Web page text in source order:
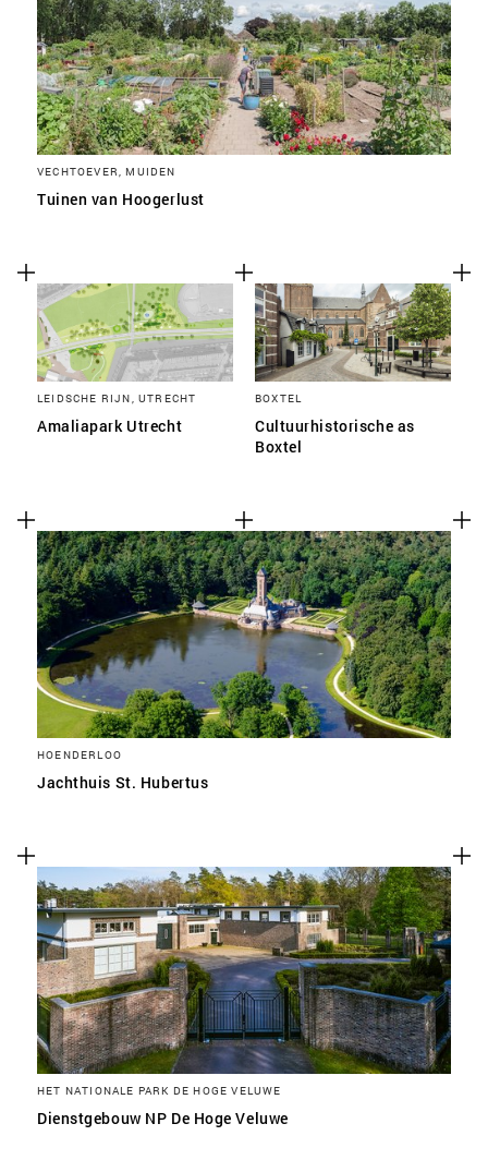
VECHTOEVER, MUIDEN
Tuinen van Hoogerlust
LEIDSCHE RIJN, UTRECHT
Amaliapark Utrecht
BOXTEL
Cultuurhistorische as
Boxtel
HOENDERLOO
Jachthuis St. Hubertus
HET NATIONALE PARK DE HOGE VELUWE
Dienstgebouw NP De Hoge Veluwe